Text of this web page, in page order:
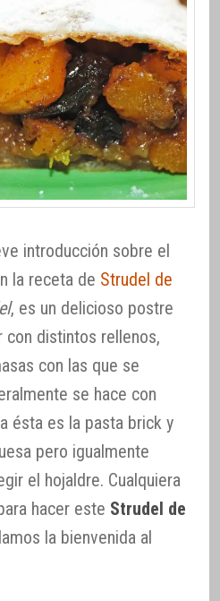
introducción sobre el
la receta de Strudel de
, es un delicioso postre
con distintos rellenos,
con las que se
se hace con
ésta es la pasta brick y
pero igualmente
el hojaldre. Cualquiera
hacer este Strudel de
la bienvenida al